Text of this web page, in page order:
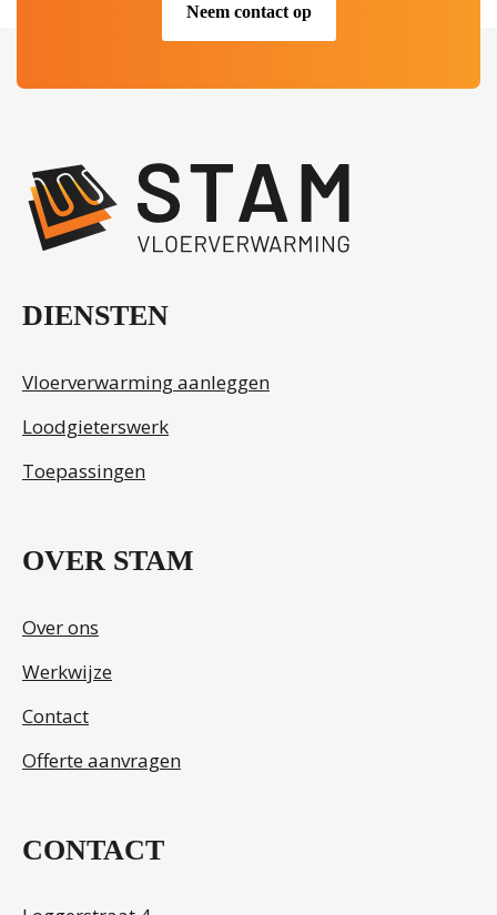
Neem contact op
DIENSTEN
Vloerverwarming aanleggen
Loodgieterswerk
Toepassingen
OVER STAM
Over ons
Werkwijze
Contact
Offerte aanvragen
CONTACT